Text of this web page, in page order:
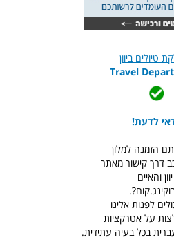
טיולים ביוון
Travel
לדעת!
הזמנה למלון
דרך קישור מאתר
יוון והאיים
לפנות אלינו
על אטרקציות
בכל בעיה עתידית.